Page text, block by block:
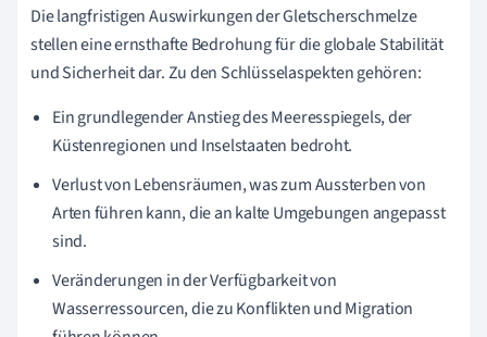
Die langfristigen Auswirkungen der Gletscherschmelze
stellen eine ernsthafte Bedrohung für die globale Stabilität
und Sicherheit dar. Zu den Schlüsselaspekten gehören:
Ein grundlegender Anstieg des Meeresspiegels, der
Küstenregionen und Inselstaaten bedroht.
Verlust von Lebensräumen, was zum Aussterben von
Arten führen kann, die an kalte Umgebungen angepasst
sind.
Veränderungen in der Verfügbarkeit von
Wasserressourcen, die zu Konflikten und Migration